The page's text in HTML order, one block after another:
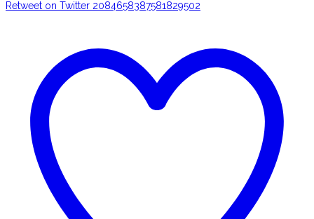
Retweet on Twitter 2084658387581829502